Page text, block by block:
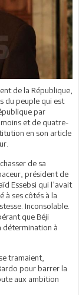
de la République,
du peuple qui est
par
et de quatre-
en son article
de sa
président de
Essebsi qui l’avait
à ses côtés à la
Inconsolable.
que Béji
détermination à
tramaient,
pour barrer la
aux ambition